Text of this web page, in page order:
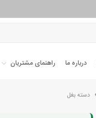
درباره ما راهنمای مشتریان
دسته بغل